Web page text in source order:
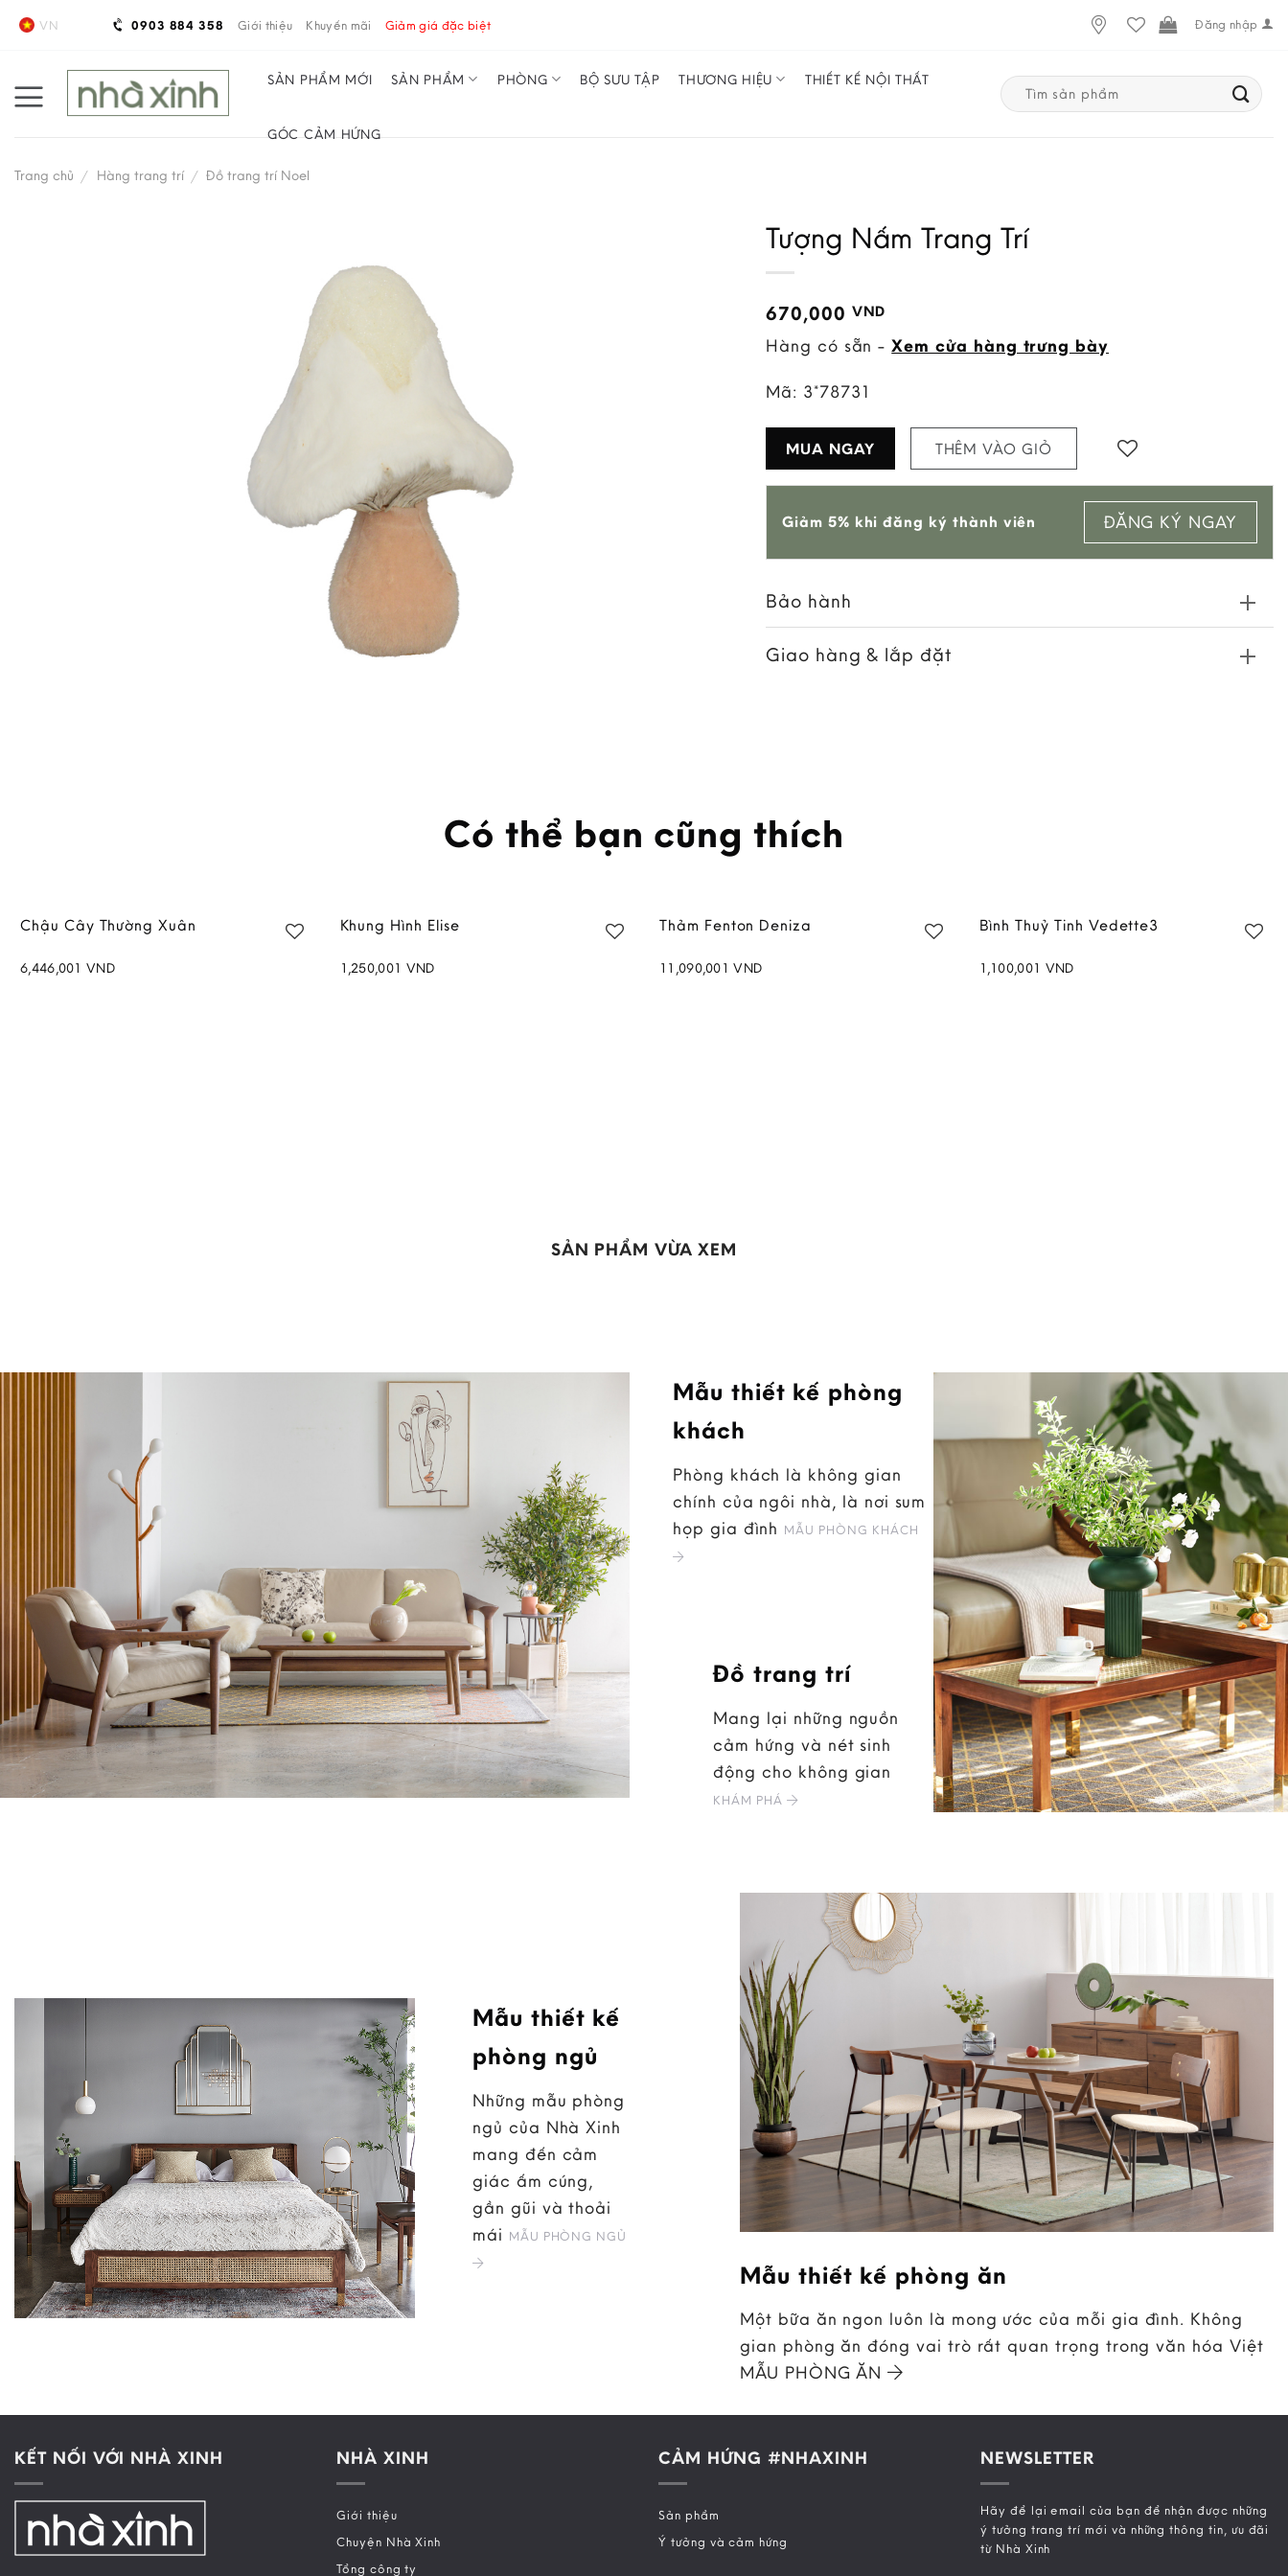
Skip
VN 0903 884 358 Giới thiệu Khuyến mãi Giảm giá đặc biệt Đăng nhập
SẢN PHẨM MỚI SẢN PHẨM PHÒNG BỘ SƯU TẬP THƯƠNG HIỆU THIẾT KẾ NỘI THẤT
GÓC CẢM HỨNG
Search
for:
Trang chủ / Hàng trang trí / Đồ trang trí Noel
Tượng Nấm Trang Trí
670,000 VND
Hàng có sẵn -Xem cửa hàng trưng bày
Mã: 3*78731
MUA NGAY THÊM VÀO GIỎ
Add to
Giảm 5% khi đăng ký thành viên ĐĂNG KÝ NGAY
Bảo hành
Giao hàng & lắp đặt
Có thể bạn cũng thích
Chậu Cây Thường Xuân
6,446,001 VND
Khung Hình Elise
1,250,001 VND
Thảm Fenton Deniza
11,090,001VND
Bình Thuỷ Tinh Vedette3
1,100,001 VND
SẢN PHẨM VỪA XEM
Mẫu thiết kế phòng
khách
Phòng khách là không gian
chính của ngôi nhà, là nơi sum
họp gia đình MẪU PHÒNG KHÁCH
Đồ trang trí
Mang lại những nguồn
cảm hứng và nét sinh
động cho không gian
KHÁM PHÁ
Mẫu thiết kế
phòng ngủ
Những mẫu phòng
ngủ của Nhà Xinh
mang đến cảm
giác ấm cúng,
gần gũi và thoải
mái MẪU PHÒNG NGỦ
Mẫu thiết kế phòng ăn
Một bữa ăn ngon luôn là mong ước của mỗi gia đình. Không
gian phòng ăn đóng vai trò rất quan trọng trong văn hóa Việt
MẪU PHÒNG ĂN
KẾT NỐI VỚI NHÀ XINH NHÀ XINH
Giới thiệu
Chuyện Nhà Xinh
Tổng công ty
CẢM HỨNG #NHAXINH
Sản phẩm
Ý tưởng và cảm hứng
NEWSLETTER
Hãy để lại email của bạn để nhận được những
ý tưởng trang trí mới và những thông tin, ưu đãi
từ Nhà Xinh